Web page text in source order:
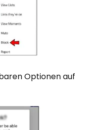
Optionen auf